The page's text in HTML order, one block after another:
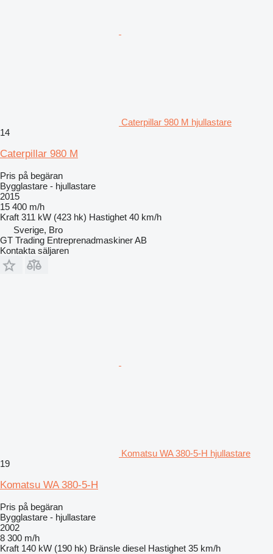
Caterpillar 980 M hjullastare
14
Caterpillar 980 M
Pris på begäran
Bygglastare - hjullastare
2015
15 400 m/h
Kraft 311 kW (423 hk) Hastighet 40 km/h
Sverige, Bro
GT Trading Entreprenadmaskiner AB
Kontakta säljaren
Komatsu WA 380-5-H hjullastare
19
Komatsu WA 380-5-H
Pris på begäran
Bygglastare - hjullastare
2002
8 300 m/h
Kraft 140 kW (190 hk) Bränsle diesel Hastighet 35 km/h